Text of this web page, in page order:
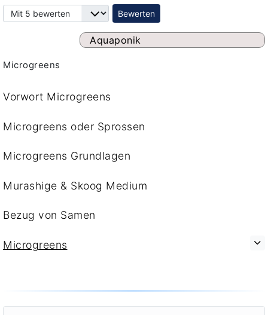
Bitte bewerten
Aquaponik
Microgreens
Vorwort Microgreens
Microgreens oder Sprossen
Microgreens Grundlagen
Murashige & Skoog Medium
Bezug von Samen
Microgreens